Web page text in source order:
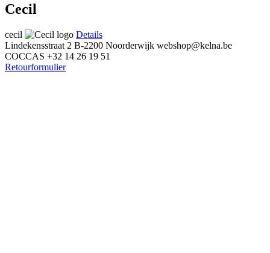
Cecil
cecil
Details
Lindekensstraat 2 B-2200 Noorderwijk webshop@kelna.be
COCCAS +32 14 26 19 51
Retourformulier